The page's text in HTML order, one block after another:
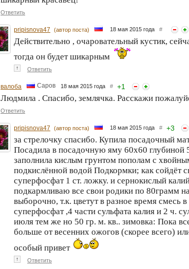
Ответить
pripisnova47 (автор поста) 18 мая 2015 года #
Действительно , очаровательный кустик,
тогда он будет шикарным
↑ Ответить
валоба Саров 18 мая 2015 года # +1
Людмила . Спасибо, землячка. Расскажи
Ответить
pripisnova47 (автор поста) 18 мая 2015 года # +3
за стрелочку спасибо. Купила посадочный
Посадила в посадочную яму 60х60 глубиной
заполнила кислым грунтом пополам с
подкислённой водой Подкормки; как сойдёт
суперфосфат 1 ст. ложку. и сернокислый
подкармливаю все свои родики по 80грамм
выборочно, т.к. цветут в разное время смесь
суперфосфат ,4 части сульфата калия и 2 ч.
июля тем же но 50 гр. м. кв.. зимовка: Пока
больше от весенних ожогов (скорее всего)
особый привет
↑ Ответить